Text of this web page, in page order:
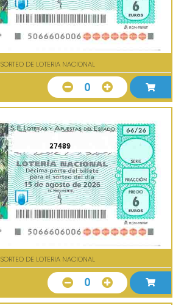
SORTEO DE LOTERIA NACIONAL
0
27489
SORTEO DE LOTERIA NACIONAL
0